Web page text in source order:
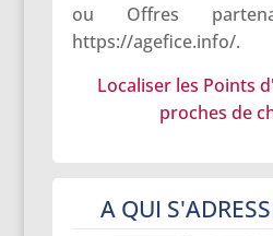
ou Offres
https://agefice.info/.
Localiser les Points
proches de
A QUI